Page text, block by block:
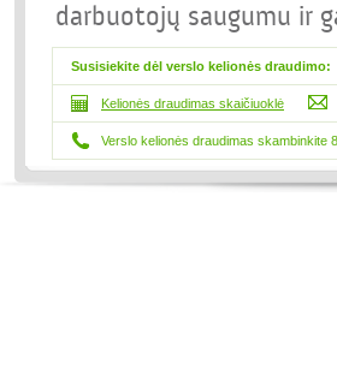
darbuotojų saugumu ir
Susisiekite dėl verslo kelionės draudimo:
Kelionės draudimas skaičiuoklė
Verslo kelionės draudimas skambinkite